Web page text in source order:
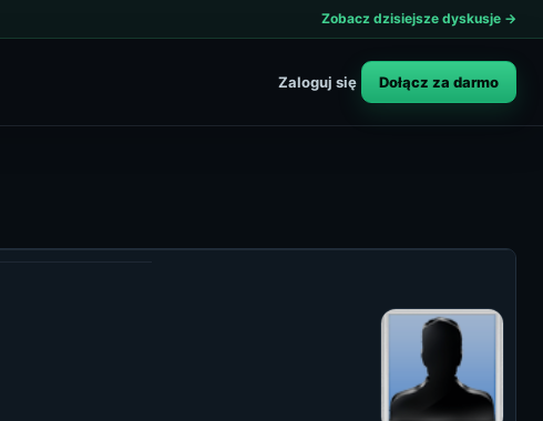
Zobacz dzisiejsze dyskusje →
Zaloguj się Dołącz za darmo